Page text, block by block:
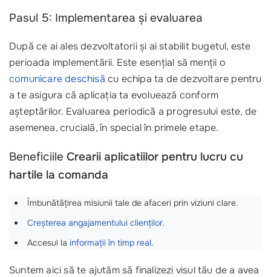
Pasul 5: Implementarea și evaluarea
După ce ai ales dezvoltatorii și ai stabilit bugetul, este
perioada implementării. Este esențial să menții o
comunicare deschisă cu echipa ta de dezvoltare pentru
a te asigura că aplicația ta evoluează conform
așteptărilor. Evaluarea periodică a progresului este, de
asemenea, crucială, în special în primele etape.
Beneficiile Crearii aplicatiilor pentru lucru cu
hartile la comanda
Îmbunătățirea misiunii tale de afaceri prin viziuni clare.
Creșterea angajamentului clienților.
Accesul la informații în timp real.
Suntem aici să te ajutăm să finalizezi visul tău de a avea